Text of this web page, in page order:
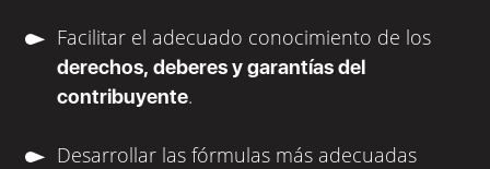
Facilitar el adecuado conocimiento de los
derechos, deberes y garantías del
contribuyente.
Desarrollar las fórmulas más adecuadas